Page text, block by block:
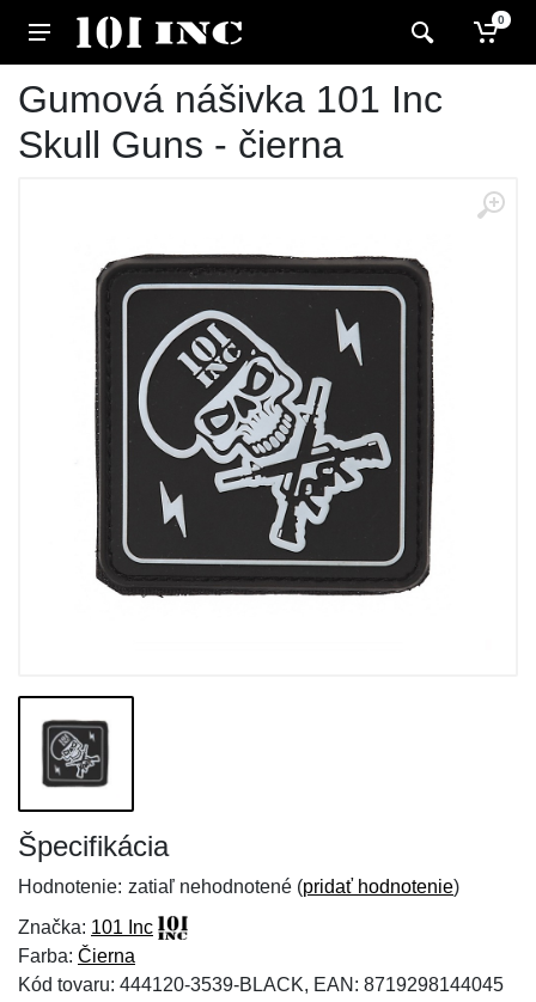
0
Gumová nášivka 101 Inc
Skull Guns - čierna
Špecifikácia
Hodnotenie: zatiaľ nehodnotené (pridať hodnotenie)
Značka: 101 Inc
Farba: Čierna
Kód tovaru: 444120-3539-BLACK, EAN: 8719298144045